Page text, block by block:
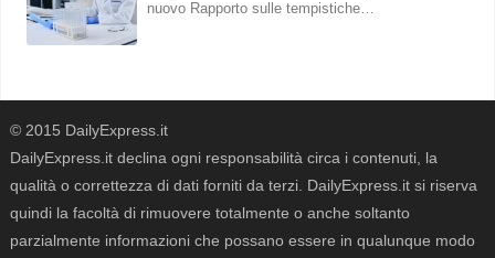
nuovo Rapporto sulle tempistiche…
© 2015 DailyExpress.it
DailyExpress.it declina ogni responsabilità circa i contenuti, la
qualità o correttezza di dati forniti da terzi. DailyExpress.it si riserva
quindi la facoltà di rimuovere totalmente o anche soltanto
parzialmente informazioni che possano essere in qualunque modo